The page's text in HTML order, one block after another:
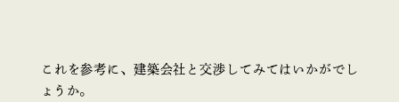
これを参考に、建築会社と交渉してみてはいかがでし
ょうか。